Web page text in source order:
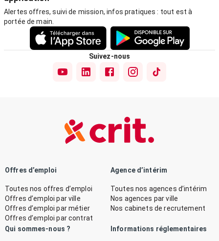
Alertes offres, suivi de mission, infos pratiques : tout est à
portée de main.
Suivez-nous
Offres d’emploi
Toutes nos offres d’emploi
Offres d’emploi par ville
Offres d’emploi par métier
Offres d’emploi par contrat
Agence d’intérim
Toutes nos agences d’intérim
Nos agences par ville
Nos cabinets de recrutement
Qui sommes-nous ? Informations réglementaires